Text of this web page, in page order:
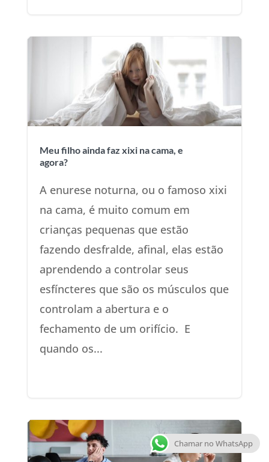
Meu filho ainda faz xixi na cama, e
agora?
A enurese noturna, ou o famoso xixi
na cama, é muito comum em
crianças pequenas que estão
fazendo desfralde, afinal, elas estão
aprendendo a controlar seus
esfíncteres que são os músculos que
controlam a abertura e o
fechamento de um orifício. E
quando os...
Chamar no WhatsApp